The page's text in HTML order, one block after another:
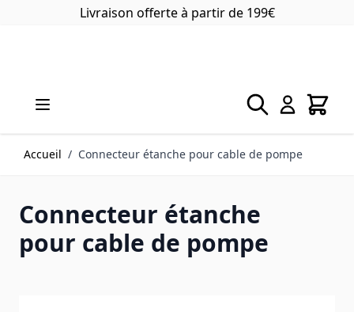
Allez au contenuLivraison offerte à partir de 199€
Accueil / Connecteur étanche pour cable de pompe
Connecteur étanche
pour cable de pompe